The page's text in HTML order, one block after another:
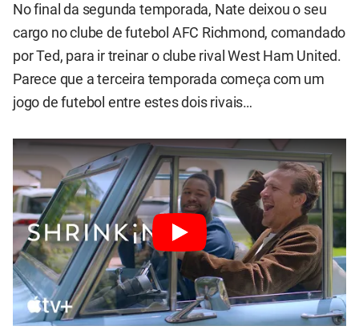
No final da segunda temporada, Nate deixou o seu
cargo no clube de futebol AFC Richmond, comandado
por Ted, para ir treinar o clube rival West Ham United.
Parece que a terceira temporada começa com um
jogo de futebol entre estes dois rivais…